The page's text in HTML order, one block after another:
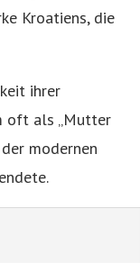
Kroatiens, die
ihrer
oft als „Mutter
modernen